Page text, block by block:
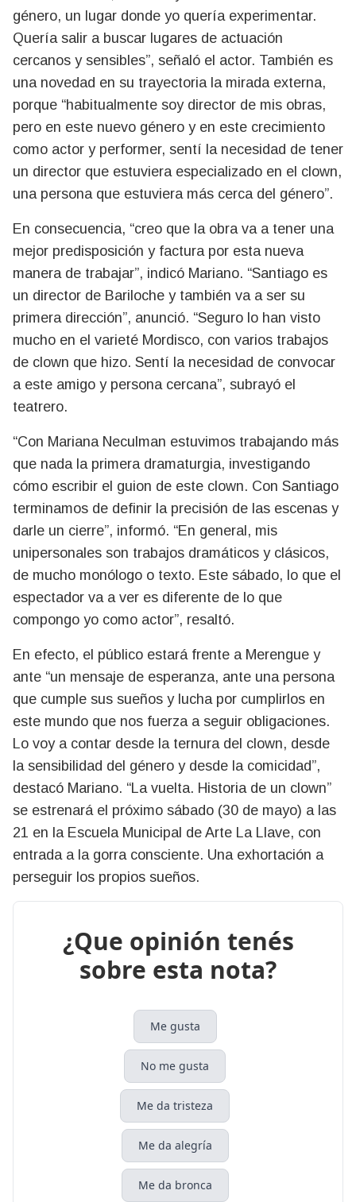
género, un lugar donde yo quería experimentar.
Quería salir a buscar lugares de actuación
cercanos y sensibles”, señaló el actor. También es
una novedad en su trayectoria la mirada externa,
porque “habitualmente soy director de mis obras,
pero en este nuevo género y en este crecimiento
como actor y performer, sentí la necesidad de tener
un director que estuviera especializado en el clown,
una persona que estuviera más cerca del género”.
En consecuencia, “creo que la obra va a tener una
mejor predisposición y factura por esta nueva
manera de trabajar”, indicó Mariano. “Santiago es
un director de Bariloche y también va a ser su
primera dirección”, anunció. “Seguro lo han visto
mucho en el varieté Mordisco, con varios trabajos
de clown que hizo. Sentí la necesidad de convocar
a este amigo y persona cercana”, subrayó el
teatrero.
“Con Mariana Neculman estuvimos trabajando más
que nada la primera dramaturgia, investigando
cómo escribir el guion de este clown. Con Santiago
terminamos de definir la precisión de las escenas y
darle un cierre”, informó. “En general, mis
unipersonales son trabajos dramáticos y clásicos,
de mucho monólogo o texto. Este sábado, lo que el
espectador va a ver es diferente de lo que
compongo yo como actor”, resaltó.
En efecto, el público estará frente a Merengue y
ante “un mensaje de esperanza, ante una persona
que cumple sus sueños y lucha por cumplirlos en
este mundo que nos fuerza a seguir obligaciones.
Lo voy a contar desde la ternura del clown, desde
la sensibilidad del género y desde la comicidad”,
destacó Mariano. “La vuelta. Historia de un clown”
se estrenará el próximo sábado (30 de mayo) a las
21 en la Escuela Municipal de Arte La Llave, con
entrada a la gorra consciente. Una exhortación a
perseguir los propios sueños.
¿Que opinión tenés
sobre esta nota?
Me gusta
No me gusta
Me da tristeza
Me da alegría
Me da bronca